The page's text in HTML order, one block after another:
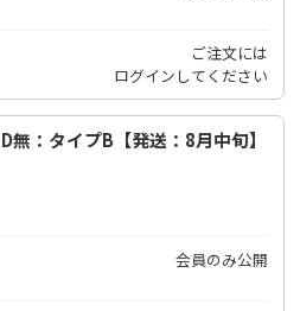
ご注文には
ログイン してください
：タイプB【発送：8月中旬】
会員のみ公開